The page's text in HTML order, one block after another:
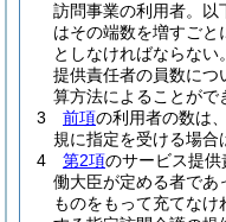
訪問事業の利用者。以
はその端数を増すご
としなければならない。
提供責任者の員数につ
算方法によることがで
3
前項の利用者の数は
規に指定を受ける場合
4
第2項のサービス提
働大臣が定める者であ
ものをもって充てなけ